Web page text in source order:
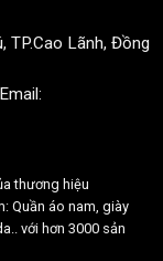
TP.Cao Lãnh, Đồng
thương hiệu
Quần áo nam, giày
với hơn 3000 sản